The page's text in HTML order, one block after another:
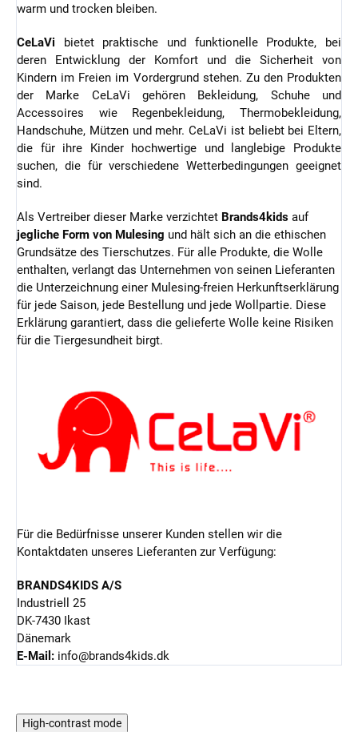
warm und trocken bleiben.
CeLaVi bietet praktische und funktionelle Produkte, bei
deren Entwicklung der Komfort und die Sicherheit von
Kindern im Freien im Vordergrund stehen. Zu den Produkten
der Marke CeLaVi gehören Bekleidung, Schuhe und
Accessoires wie Regenbekleidung, Thermobekleidung,
Handschuhe, Mützen und mehr. CeLaVi ist beliebt bei Eltern,
die für ihre Kinder hochwertige und langlebige Produkte
suchen, die für verschiedene Wetterbedingungen geeignet
sind.
Als Vertreiber dieser Marke verzichtet Brands4kids auf
jegliche Form von Mulesing und hält sich an die ethischen
Grundsätze des Tierschutzes. Für alle Produkte, die Wolle
enthalten, verlangt das Unternehmen von seinen Lieferanten
die Unterzeichnung einer Mulesing-freien Herkunftserklärung
für jede Saison, jede Bestellung und jede Wollpartie. Diese
Erklärung garantiert, dass die gelieferte Wolle keine Risiken
für die Tiergesundheit birgt.
Für die Bedürfnisse unserer Kunden stellen wir die
Kontaktdaten unseres Lieferanten zur Verfügung:
BRANDS4KIDS A/S
Industriell 25
DK-7430 Ikast
Dänemark
E-Mail: info@brands4kids.dk
High-contrast mode